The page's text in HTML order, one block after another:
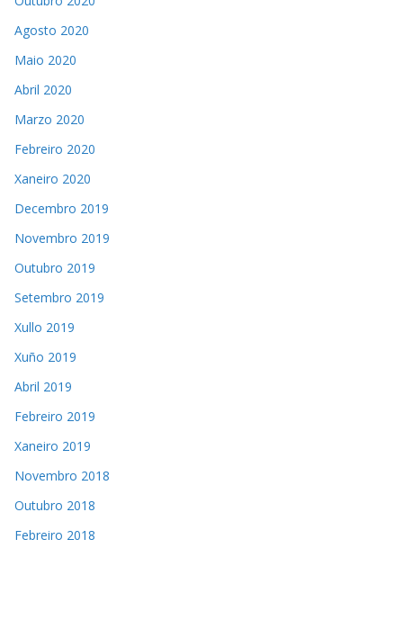
Agosto 2020
Maio 2020
Abril 2020
Marzo 2020
Febreiro 2020
Xaneiro 2020
Decembro 2019
Novembro 2019
Outubro 2019
Setembro 2019
Xullo 2019
Xuño 2019
Abril 2019
Febreiro 2019
Xaneiro 2019
Novembro 2018
Outubro 2018
Febreiro 2018